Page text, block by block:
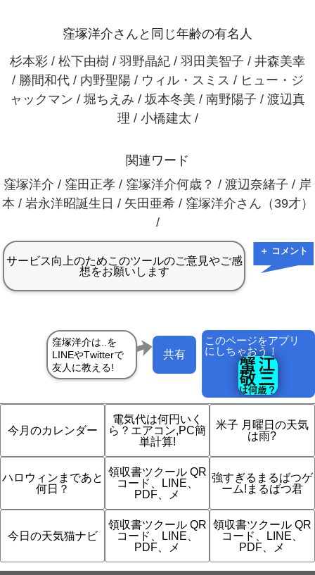
窪塚洋介さんと同じ年齢の有名人
杉本彩 / 松下由樹 / 羽野晶紀 / 羽田美智子 / 井森美幸
/ 勝間和代 / 内野聖陽 / ウィル・スミス / ヒュー・ジ
ャックマン / 堀ちえみ / 坂本冬美 / 南野陽子 / 渡辺真
理 / 小橋建太 /
関連ワード
窪塚洋介 / 窪田正孝 / 窪塚洋介何歳？ / 渡辺奈緒子 / 岸
本 / 岩永洋昭誕生日 / 矢田亜希 / 窪塚洋介さん（39才）
/
＋ コメント
このページをアプリ
にしちゃおう！
共有
今月のカレンダー
電気代は何円いく
ら？エアコン,PC簡
単計算!
米子 月曜日の天気
は雨?
ハロウィンまであと
何日？
領収書ツクール QR
コード、LINE、
PDF、メ
強すぎるまるばつゲ
ーム!まるばつ君
今日の天気猫ナビ
領収書ツクール QR
コード、LINE、
PDF、メ
領収書ツクール QR
コード、LINE、
PDF、メ